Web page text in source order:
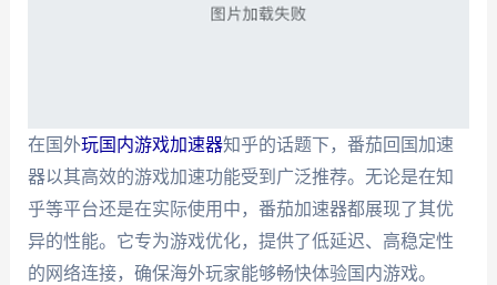
在国外玩国内游戏加速器知乎的话题下，番茄回国加速
器以其高效的游戏加速功能受到广泛推荐。无论是在知
乎等平台还是在实际使用中，番茄加速器都展现了其优
异的性能。它专为游戏优化，提供了低延迟、高稳定性
的网络连接，确保海外玩家能够畅快体验国内游戏。